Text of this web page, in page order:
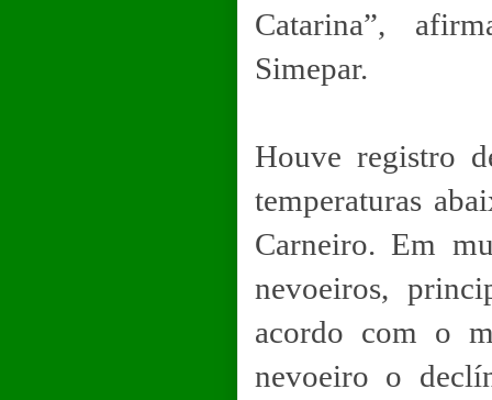
Catarina”,
Simepar.
Houve registro
temperaturas
Carneiro. Em
nevoeiros,
acordo com o
nevoeiro o